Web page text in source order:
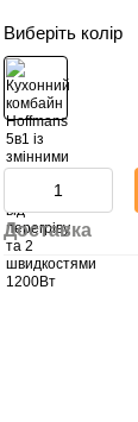
Виберіть колір
Доставка